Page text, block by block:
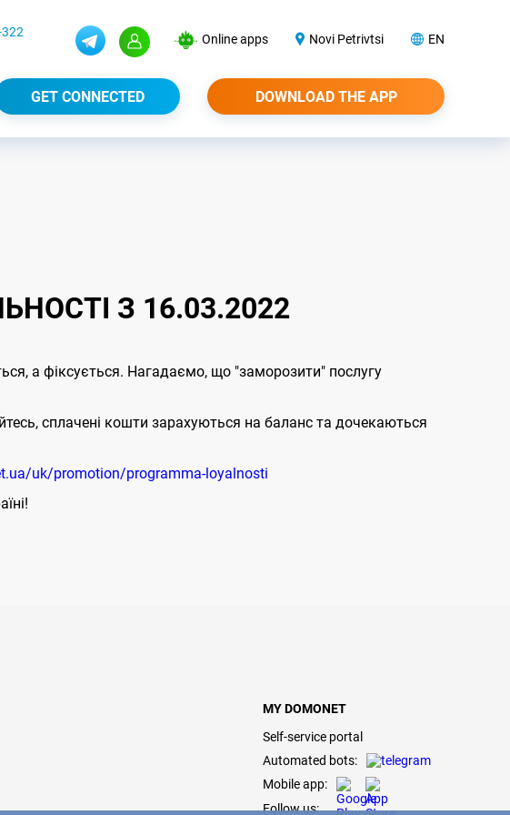
Online apps Novi Petrivtsi EN
GET CONNECTED DOWNLOAD THE APP
З 16.03.2022
а фіксується. Нагадаємо, що "заморозити" послугу
сплачені кошти зарахуються на баланс та дочекаються
uk/promotion/programma-loyalnosti
MY DOMONET
Self-service portal
Automated bots:
Mobile app:
Follow us: